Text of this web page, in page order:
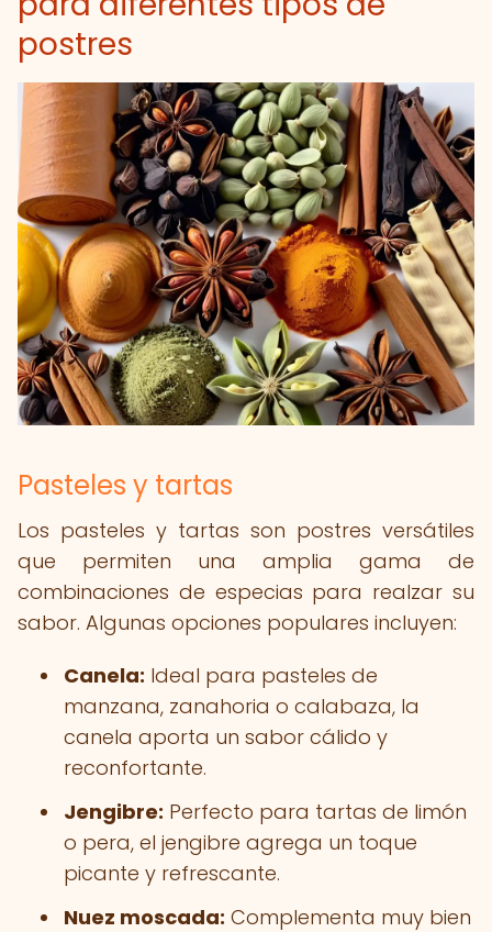
postres
Pasteles y tartas
Los pasteles y tartas son postres versátiles
que permiten una amplia gama de
combinaciones de especias para realzar su
sabor. Algunas opciones populares incluyen:
Canela: Ideal para pasteles de
manzana, zanahoria o calabaza, la
canela aporta un sabor cálido y
reconfortante.
Jengibre: Perfecto para tartas de limón
o pera, el jengibre agrega un toque
picante y refrescante.
Nuez moscada: Complementa muy bien